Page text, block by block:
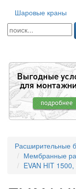
Шаровые краны
Расширительные
Мембранные
EVAN HIT